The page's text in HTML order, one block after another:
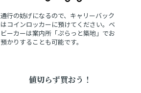
通行の妨げになるので、キャリーバック
はコインロッカーに預けてください。ベ
ビーカーは案内所「ぷらっと築地」でお
預かりすることも可能です。
値切らず買おう！